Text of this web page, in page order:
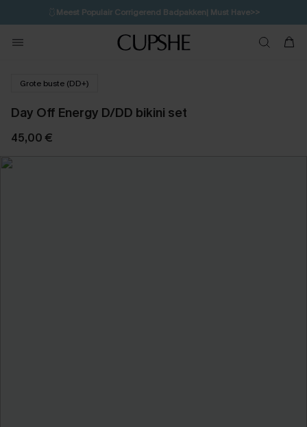
🩱Meest Populair Corrigerend Badpakken| Must Have>>
💌Abonneer je & ontvang tot 15% korting>>
Koop 3, krijg 15% korting | CODE: SW15
Grote buste (DD+)
Day Off Energy D/DD bikini set
45,00 €